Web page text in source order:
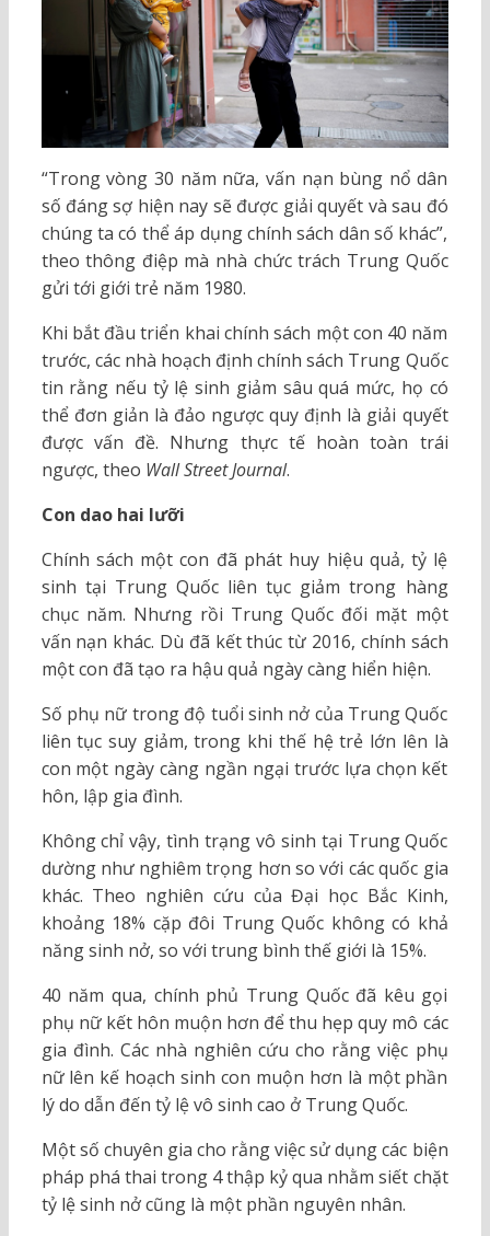
“Trong vòng 30 năm nữa, vấn nạn bùng nổ dân
số đáng sợ hiện nay sẽ được giải quyết và sau đó
chúng ta có thể áp dụng chính sách dân số khác”,
theo thông điệp mà nhà chức trách Trung Quốc
gửi tới giới trẻ năm 1980.
Khi bắt đầu triển khai chính sách một con 40 năm
trước, các nhà hoạch định chính sách Trung Quốc
tin rằng nếu tỷ lệ sinh giảm sâu quá mức, họ có
thể đơn giản là đảo ngược quy định là giải quyết
được vấn đề. Nhưng thực tế hoàn toàn trái
ngược, theo Wall Street Journal.
Con dao hai lưỡi
Chính sách một con đã phát huy hiệu quả, tỷ lệ
sinh tại Trung Quốc liên tục giảm trong hàng
chục năm. Nhưng rồi Trung Quốc đối mặt một
vấn nạn khác. Dù đã kết thúc từ 2016, chính sách
một con đã tạo ra hậu quả ngày càng hiển hiện.
Số phụ nữ trong độ tuổi sinh nở của Trung Quốc
liên tục suy giảm, trong khi thế hệ trẻ lớn lên là
con một ngày càng ngần ngại trước lựa chọn kết
hôn, lập gia đình.
Không chỉ vậy, tình trạng vô sinh tại Trung Quốc
dường như nghiêm trọng hơn so với các quốc gia
khác. Theo nghiên cứu của Đại học Bắc Kinh,
khoảng 18% cặp đôi Trung Quốc không có khả
năng sinh nở, so với trung bình thế giới là 15%.
40 năm qua, chính phủ Trung Quốc đã kêu gọi
phụ nữ kết hôn muộn hơn để thu hẹp quy mô các
gia đình. Các nhà nghiên cứu cho rằng việc phụ
nữ lên kế hoạch sinh con muộn hơn là một phần
lý do dẫn đến tỷ lệ vô sinh cao ở Trung Quốc.
Một số chuyên gia cho rằng việc sử dụng các biện
pháp phá thai trong 4 thập kỷ qua nhằm siết chặt
tỷ lệ sinh nở cũng là một phần nguyên nhân.